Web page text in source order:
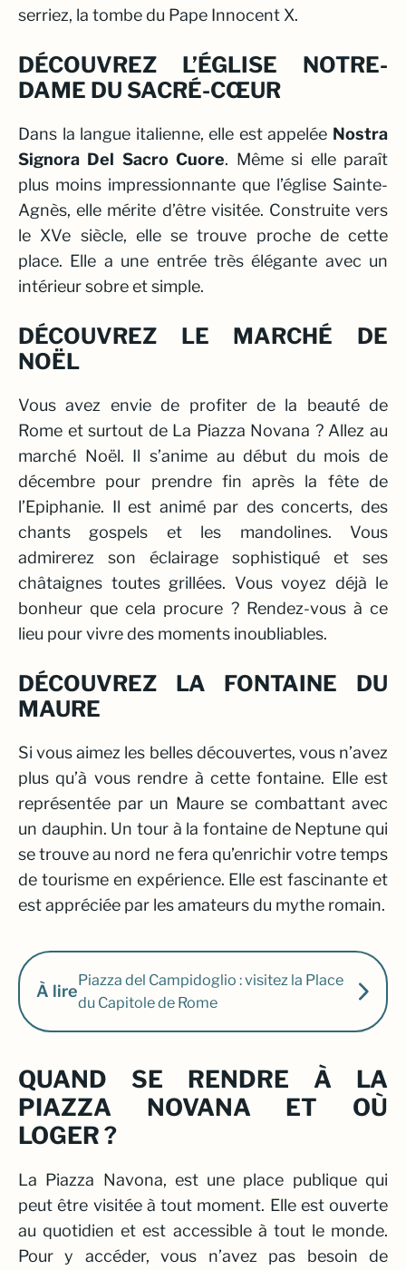
serriez, la tombe du Pape Innocent X.
DÉCOUVREZ L’ÉGLISE NOTRE-
DAME DU SACRÉ-CŒUR
Dans la langue italienne, elle est appelée Nostra
Signora Del Sacro Cuore. Même si elle paraît
plus moins impressionnante que l’église Sainte-
Agnès, elle mérite d’être visitée. Construite vers
le XVe siècle, elle se trouve proche de cette
place. Elle a une entrée très élégante avec un
intérieur sobre et simple.
DÉCOUVREZ LE MARCHÉ DE
NOËL
Vous avez envie de profiter de la beauté de
Rome et surtout de La Piazza Novana ? Allez au
marché Noël. Il s’anime au début du mois de
décembre pour prendre fin après la fête de
l’Epiphanie. Il est animé par des concerts, des
chants gospels et les mandolines. Vous
admirerez son éclairage sophistiqué et ses
châtaignes toutes grillées. Vous voyez déjà le
bonheur que cela procure ? Rendez-vous à ce
lieu pour vivre des moments inoubliables.
DÉCOUVREZ LA FONTAINE DU
MAURE
Si vous aimez les belles découvertes, vous n’avez
plus qu’à vous rendre à cette fontaine. Elle est
représentée par un Maure se combattant avec
un dauphin. Un tour à la fontaine de Neptune qui
se trouve au nord ne fera qu’enrichir votre temps
de tourisme en expérience. Elle est fascinante et
est appréciée par les amateurs du mythe romain.
À lire
Piazza del Campidoglio : visitez la Place
du Capitole de Rome
QUAND SE RENDRE À LA
PIAZZA NOVANA ET OÙ
LOGER ?
La Piazza Navona, est une place publique qui
peut être visitée à tout moment. Elle est ouverte
au quotidien et est accessible à tout le monde.
Pour y accéder, vous n’avez pas besoin de